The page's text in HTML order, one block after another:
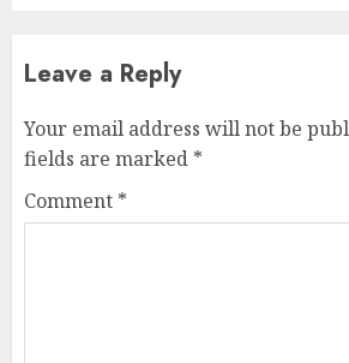
Leave a Reply
Your email address will not be
fields are marked *
Comment *